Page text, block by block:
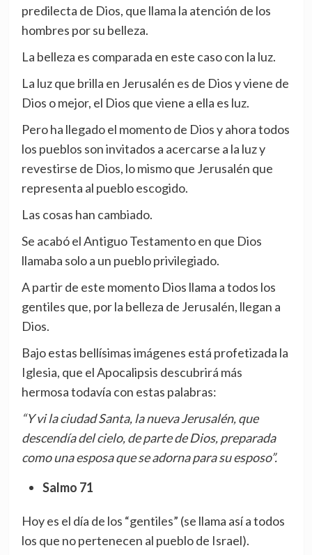
predilecta de Dios, que llama la atención de los
hombres por su belleza.
La belleza es comparada en este caso con la luz.
La luz que brilla en Jerusalén es de Dios y viene de
Dios o mejor, el Dios que viene a ella es luz.
Pero ha llegado el momento de Dios y ahora todos
los pueblos son invitados a acercarse a la luz y
revestirse de Dios, lo mismo que Jerusalén que
representa al pueblo escogido.
Las cosas han cambiado.
Se acabó el Antiguo Testamento en que Dios
llamaba solo a un pueblo privilegiado.
A partir de este momento Dios llama a todos los
gentiles que, por la belleza de Jerusalén, llegan a
Dios.
Bajo estas bellísimas imágenes está profetizada la
Iglesia, que el Apocalipsis descubrirá más
hermosa todavía con estas palabras:
“Y vi la ciudad Santa, la nueva Jerusalén, que
descendía del cielo, de parte de Dios, preparada
como una esposa que se adorna para su esposo”.
Salmo 71
Hoy es el día de los “gentiles” (se llama así a todos
los que no pertenecen al pueblo de Israel).